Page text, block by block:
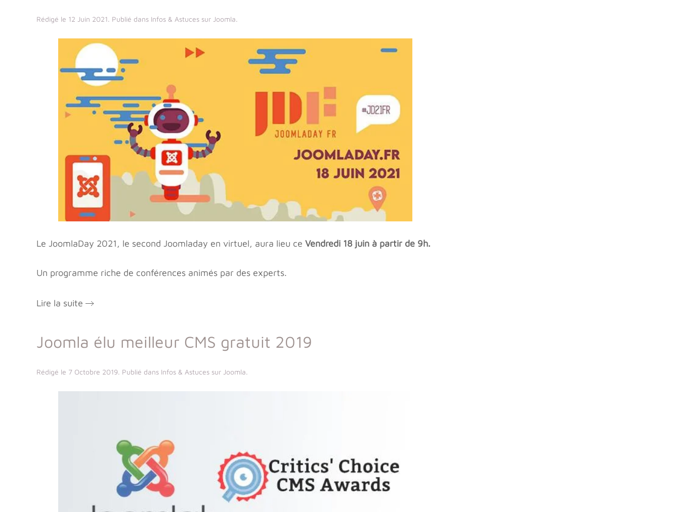
Rédigé le 12 Juin 2021. Publié dans Infos & Astuces sur Joomla.
Le JoomlaDay 2021, le second Joomladay en virtuel, aura lieu ce Vendredi 18 juin à partir de 9h.
Un programme riche de conférences animés par des experts.
Lire la suite
Joomla élu meilleur CMS gratuit 2019
Rédigé le 7 Octobre 2019. Publié dans Infos & Astuces sur Joomla.